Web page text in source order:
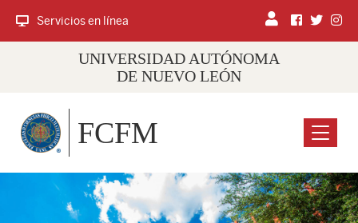
Servicios en línea
UNIVERSIDAD AUTÓNOMA
DE NUEVO LEÓN
Menu
FCFM